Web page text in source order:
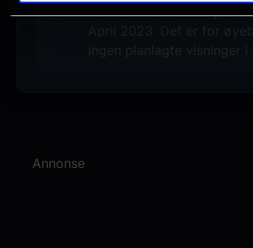
Denne filmen hadde
ingen planlagte visninger i
Annonse